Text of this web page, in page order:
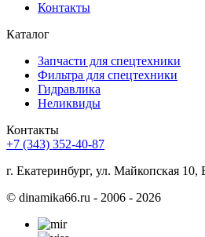
Контакты
Каталог
Запчасти для спецтехники
Фильтра для спецтехники
Гидравлика
Неликвиды
Контакты
+7 (343) 352-40-87
г. Екатеринбург, ул. Майкопская 10,
© dinamika66.ru - 2006 - 2026